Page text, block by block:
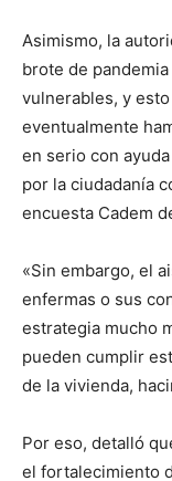
Asimismo, la
brote de
vulnerables, y
eventualmente
en serio con
por la ciudadanía
encuesta Cadem
«Sin embargo, el
enfermas o sus
estrategia mucho
pueden cumplir
de la vivienda,
Por eso, detalló
el fortalecimiento